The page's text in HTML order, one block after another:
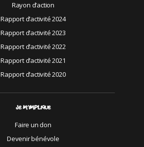
Rayon d’action
Rapport d’activité 2024
Rapport d’activité 2023
Rapport d’activité 2022
Rapport d’activité 2021
Rapport d’activité 2020
JE M’IMPLIQUE
Faire un don
Devenir bénévole